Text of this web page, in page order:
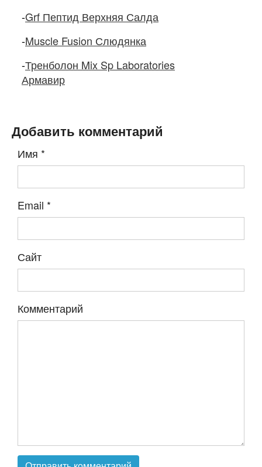
-Grf Пептид Верхняя Салда
-Muscle Fusion Слюдянка
-Тренболон Mix Sp Laboratories
Армавир
Добавить комментарий
Имя *
Email *
Сайт
Комментарий